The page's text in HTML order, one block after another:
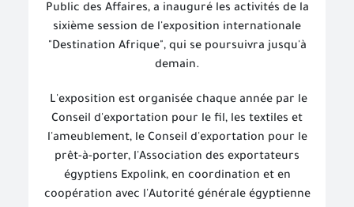
Public des Affaires, a inauguré les activités de la
sixième session de l'exposition internationale
"Destination Afrique", qui se poursuivra jusqu'à
demain.
L'exposition est organisée chaque année par le
Conseil d'exportation pour le fil, les textiles et
l'ameublement, le Conseil d'exportation pour le
prêt-à-porter, l'Association des exportateurs
égyptiens Expolink, en coordination et en
coopération avec l'Autorité générale égyptienne